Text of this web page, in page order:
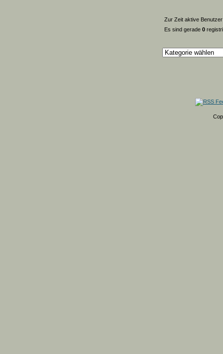
Zur Zeit aktive
Es sind gerade 0